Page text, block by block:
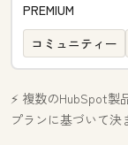
PREMIUM
コミュニティー
⚡️ 複数のHubSpot
プランに基づいて決